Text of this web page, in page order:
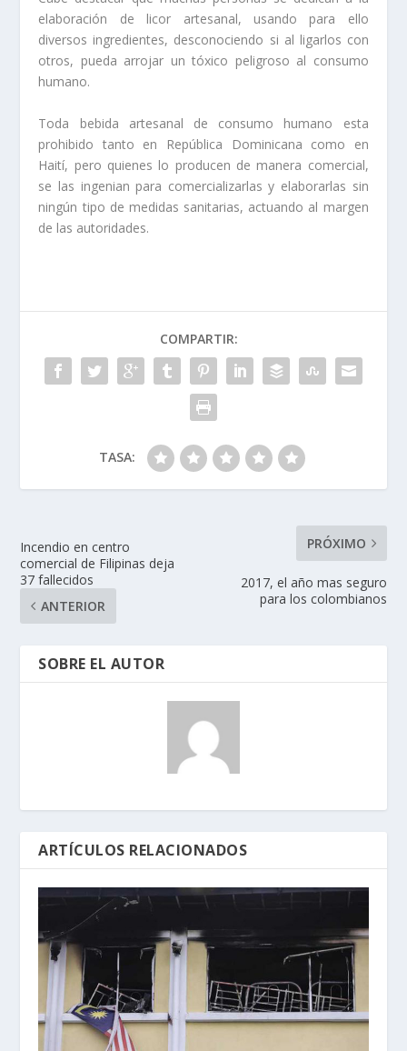
elaboración de licor artesanal, usando para ello
diversos ingredientes, desconociendo si al ligarlos con
otros, pueda arrojar un tóxico peligroso al consumo
humano.
Toda bebida artesanal de consumo humano esta
prohibido tanto en República Dominicana como en
Haití, pero quienes lo producen de manera comercial,
se las ingenian para comercializarlas y elaborarlas sin
ningún tipo de medidas sanitarias, actuando al margen
de las autoridades.
COMPARTIR:
TASA:
Incendio en centro
comercial de Filipinas deja
37 fallecidos
ANTERIOR
PRÓXIMO
2017, el año mas seguro
para los colombianos
SOBRE EL AUTOR
ARTÍCULOS RELACIONADOS